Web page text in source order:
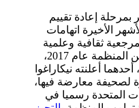
بمرحلة إعادة تقييم
الأخيرة اتهامات
ثقافية وعلمية
مستقلة. فبعد خروج إسرائيل من المنظمة عام 2017،
أعلنته نيكاراغوا
مَنح جائزة لصحيفة معارضة فيها،
المتحدة رسميا في